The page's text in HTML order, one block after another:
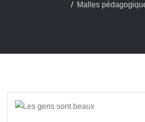
Malles